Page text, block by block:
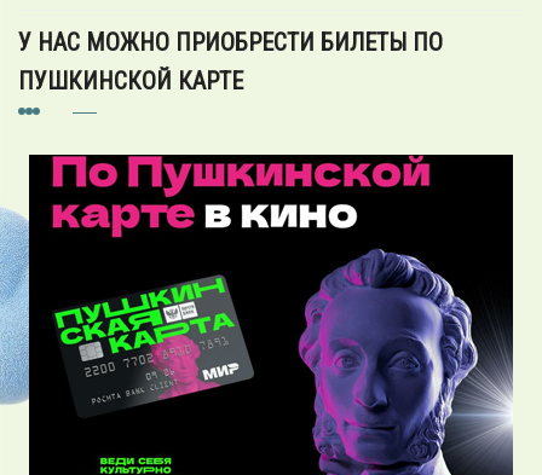
У НАС МОЖНО ПРИОБРЕСТИ БИЛЕТЫ ПО
ПУШКИНСКОЙ КАРТЕ